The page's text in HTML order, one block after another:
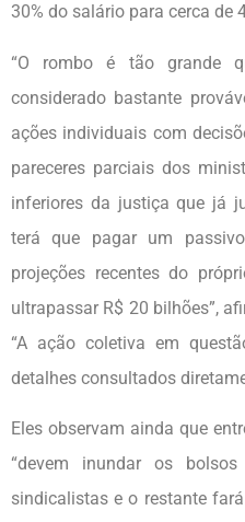
30% do salário para cerca de
“O rombo é tão grande
considerado bastante
ações individuais com
pareceres parciais dos
inferiores da justiça que já
terá que pagar um
projeções recentes do
ultrapassar R$ 20 bilhões”,
“A ação coletiva em
detalhes consultados
Eles observam ainda que
“devem inundar os
sindicalistas e o restante